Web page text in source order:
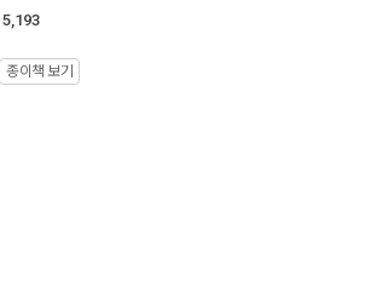
5,193
종이책 보기